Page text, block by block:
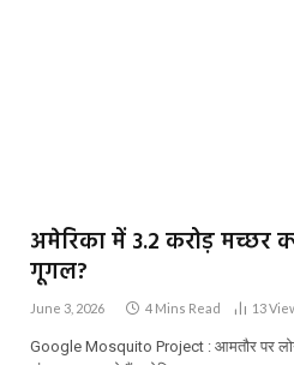
अमेरिका में 3.2 करोड़ मच्छर
गूगल?
June 3, 2026 4 Mins Read 13
Google Mosquito Project : आमतौर पर